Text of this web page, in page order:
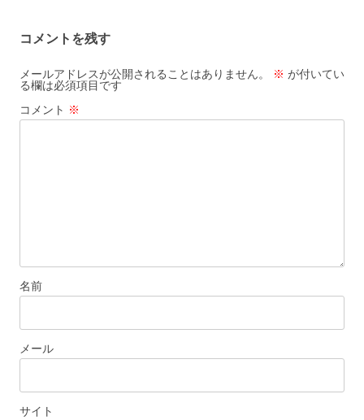
ゲ
ー
シ
ョ
コメントを残す
メールアドレスが公開されることはありません。 ※ が付いてい
る欄は必須項目です
コメント ※
名前
メール
サイト